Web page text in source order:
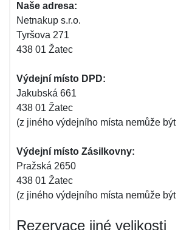
Naše adresa:
Netnakup s.r.o.
Tyršova 271
438 01 Žatec
Výdejní místo DPD:
Jakubská 661
438 01 Žatec
(z jiného výdejního místa nemůže
Výdejní místo Zásilkovny:
Pražská 2650
438 01 Žatec
(z jiného výdejního místa nemůže
Rezervace jiné velikosti